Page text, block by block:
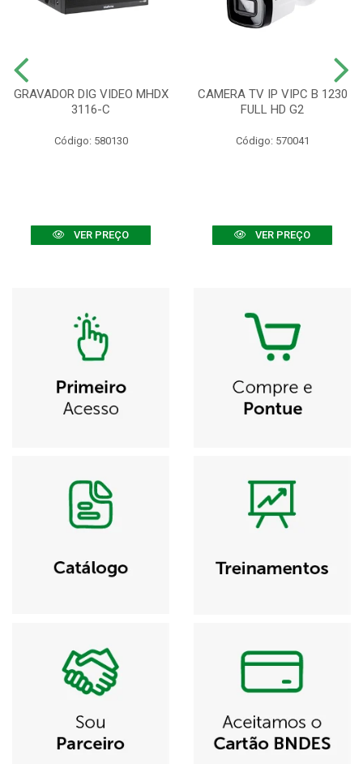
GRAVADOR DIG VIDEO MHDX
3116-C
Código: 580130
VER PREÇO
CAMERA TV IP VIPC B 1230
FULL HD G2
Código: 570041
VER PREÇO